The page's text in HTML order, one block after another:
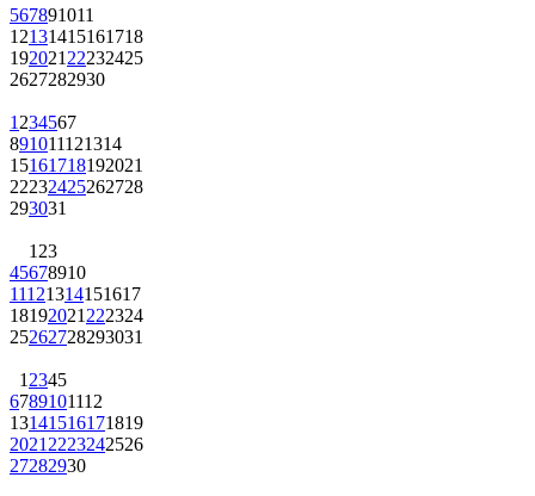
567891011
12131415161718
192021 22232425
2627282930
1 234567
891011121314
15161718192021
22232425262728
293031
1 23
45678910
11121314151617
18192021 222324
25262728293031
1 2345
6789101112
13141516171819
2021 2223242526
27282930